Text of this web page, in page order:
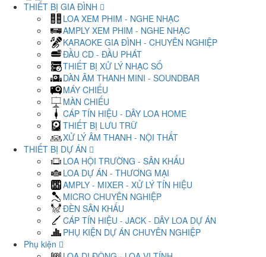
THIẾT BỊ GIA ĐÌNH
LOA XEM PHIM - NGHE NHẠC
AMPLY XEM PHIM - NGHE NHẠC
KARAOKE GIA ĐÌNH - CHUYÊN NGHIỆP
ĐẦU CD - ĐẦU PHÁT
THIẾT BỊ XỬ LÝ NHẠC SỐ
DÀN ÂM THANH MINI - SOUNDBAR
MÁY CHIẾU
MÀN CHIẾU
CÁP TÍN HIỆU - DÂY LOA HOME
THIẾT BỊ LƯU TRỮ
XỬ LÝ ÂM THANH - NỘI THẤT
THIẾT BỊ DỰ ÁN
LOA HỘI TRƯỜNG - SÂN KHẤU
LOA DỰ ÁN - THƯƠNG MẠI
AMPLY - MIXER - XỬ LÝ TÍN HIỆU
MICRO CHUYÊN NGHIỆP
ĐÈN SÂN KHẤU
CÁP TÍN HIỆU - JACK - DÂY LOA DỰ ÁN
PHỤ KIỆN DỰ ÁN CHUYÊN NGHIỆP
Phụ kiện